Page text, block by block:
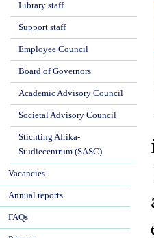
Library staff
Support staff
Employee Council
Board of Governors
Academic Advisory Council
Societal Advisory Council
Stichting Afrika-
Studiecentrum (SASC)
Vacancies
Annual reports
FAQs